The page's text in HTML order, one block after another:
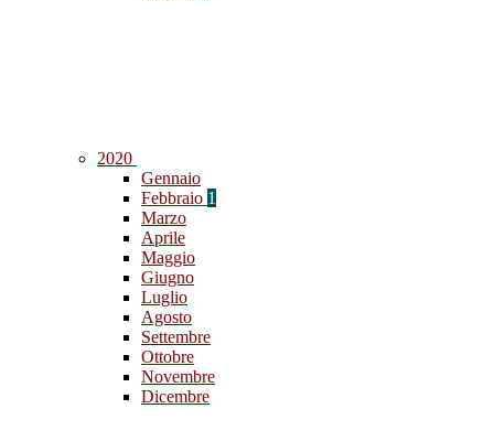
2020
Gennaio
Febbraio 1
Marzo
Aprile
Maggio
Giugno
Luglio
Agosto
Settembre
Ottobre
Novembre
Dicembre